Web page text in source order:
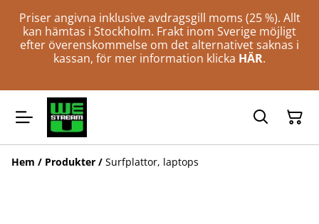
Priser angivna inklusive avdragsgill moms (25 %). Allt
kan hämtas i Stockholm. Frakt inom Sverige möjligt
efter överenskommelse om det alternativet saknas i
kassan, för mer information klicka HÄR.
Hem / Produkter / Surfplattor, laptops